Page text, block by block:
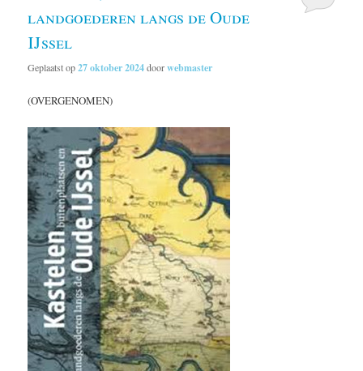
landgoederen langs de Oude
IJssel
Geplaatst op27 oktober 2024doorwebmaster
(OVERGENOMEN)